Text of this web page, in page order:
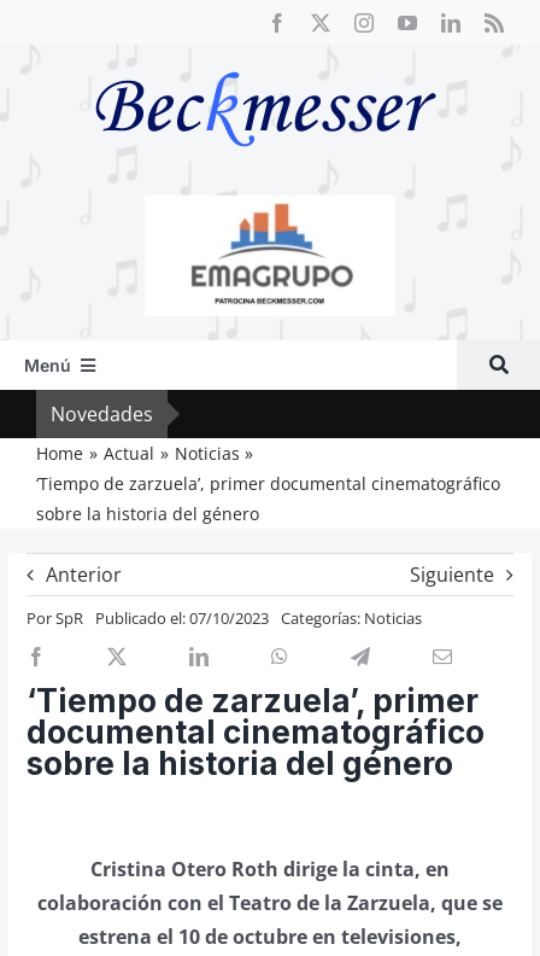
Menú
Inicio
Actual
Artículos
Previos de ópera
Entrevistas
Recomendación
Cosas de Beckmesser
Nosotros y privacidad
Buscar:
Novedades
Home Actual
Noticias
‘Tiempo de zarzuela’, primer documental cinematográfico
sobre la historia del género
Anterior Siguiente
PorSpR Publicado el: 07/10/2023 Categorías: Noticias
‘Tiempo de zarzuela’, primer
documental cinematográfico
sobre la historia del género
Cristina Otero Roth dirige la cinta, en
colaboración con el Teatro de la Zarzuela, que se
estrena el 10 de octubre en televisiones,